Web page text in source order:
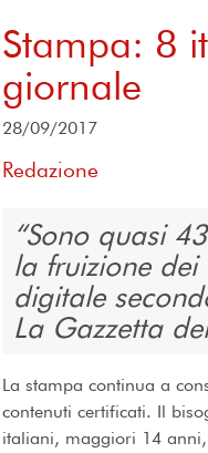
Stampa: 8
giornale
28/09/2017
Redazione
Sono quasi
la fruizione
digitale
La Gazzetta
La stampa continua a
contenuti certificati. Il
italiani, maggiori 14